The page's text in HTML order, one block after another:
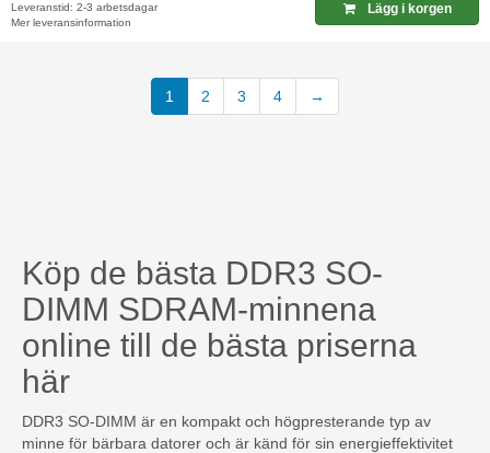
Leveranstid: 2-3 arbetsdagar
Mer leveransinformation
Lägg i korgen
1 (current)
2 3 4 →
Köp de bästa DDR3 SO-
DIMM SDRAM-minnena
online till de bästa priserna
här
DDR3 SO-DIMM är en kompakt och högpresterande typ av
minne för bärbara datorer och är känd för sin energieffektivitet